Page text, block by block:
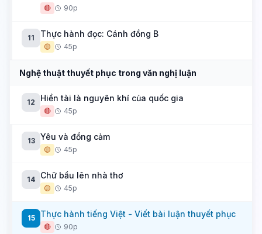
🔴 90p
11 Thực hành đọc: Cánh đồng B
🟡 45p
Nghệ thuật thuyết phục trong văn nghị luận
12 Hiền tài là nguyên khí của quốc gia
🔴 45p
13 Yêu và đồng cảm
🟡 45p
14 Chữ bầu lên nhà thơ
🟡 45p
15 Thực hành tiếng Việt - Viết bài luận thuyết phục
🔴 90p